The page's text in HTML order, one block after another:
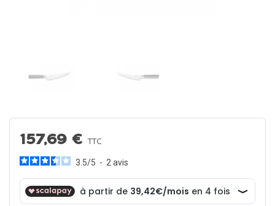
157,69 €TTC
3.5/5 - 2 avis